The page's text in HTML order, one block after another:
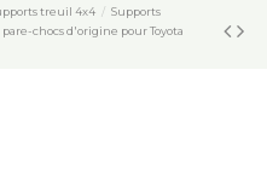
treuil 4x4
Supports
chocs d'origine pour Toyota